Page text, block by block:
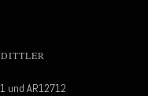
und AR12712